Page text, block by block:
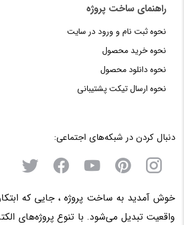
راهنمای‌‌ ساخت‌ پروژه
نحوه‌ ثبت‌ نام و ورود در سایت
نحوه خرید محصول
نحوه دانلود محصول
نحوه‌ ارسال‌ تیکت‌ پشتیبانی
دنبال کردن در شبکه‌های اجتماعی:
خوش آمدید به ساخت پروژه ، جایی که
واقعیت تبدیل می‌شود. با تنوع پروژه‌های